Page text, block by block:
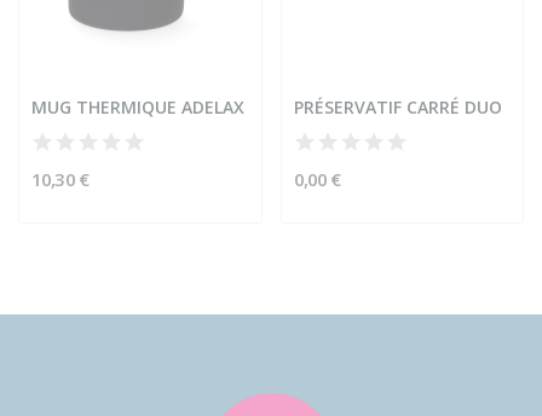
MUG THERMIQUE ADELAX
10,30 €
PRÉSERVATIF CARRÉ DUO
0,00 €